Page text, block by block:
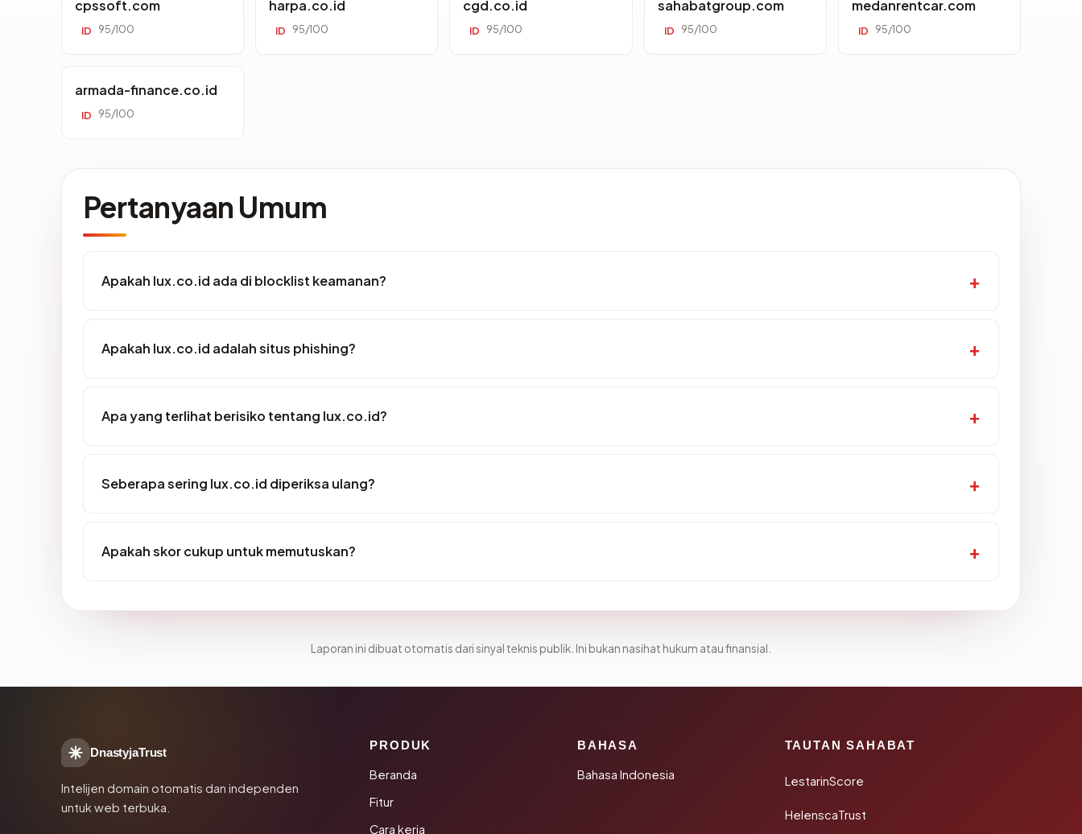
cpssoft.com
ID 95/100
harpa.co.id
ID 95/100
cgd.co.id
ID 95/100
sahabatgroup.com
ID 95/100
medanrentcar.com
ID 95/100
armada-finance.co.id
ID 95/100
Pertanyaan Umum
Apakah lux.co.id ada di blocklist keamanan?
Apakah lux.co.id adalah situs phishing?
Apa yang terlihat berisiko tentang lux.co.id?
Seberapa sering lux.co.id diperiksa ulang?
Apakah skor cukup untuk memutuskan?
Laporan ini dibuat otomatis dari sinyal teknis publik. Ini bukan nasihat hukum atau finansial.
DnastyjaTrust
Intelijen domain otomatis dan independen
untuk web terbuka.
PRODUK
Beranda
Fitur
Cara kerja
BAHASA
Bahasa Indonesia
TAUTAN SAHABAT
LestarinScore
HelenscaTrust